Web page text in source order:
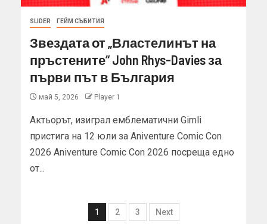
SLIDER ГЕЙМ СЪБИТИЯ
Звездата от „Властелинът на
пръстените“ John Rhys-Davies за
първи път в България
май 5, 2026 Player 1
Актьорът, изиграл емблематични Gimli
пристига на 12 юли за Aniventure Comic Con
2026 Aniventure Comic Con 2026 посреща едно
от...
1 2 3 Next